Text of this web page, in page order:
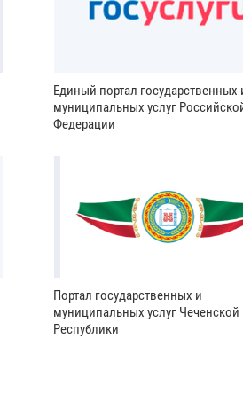
Единый портал государственных
муниципальных услуг
Федерации
Портал государственных и
муниципальных услуг Чеченской
Республики